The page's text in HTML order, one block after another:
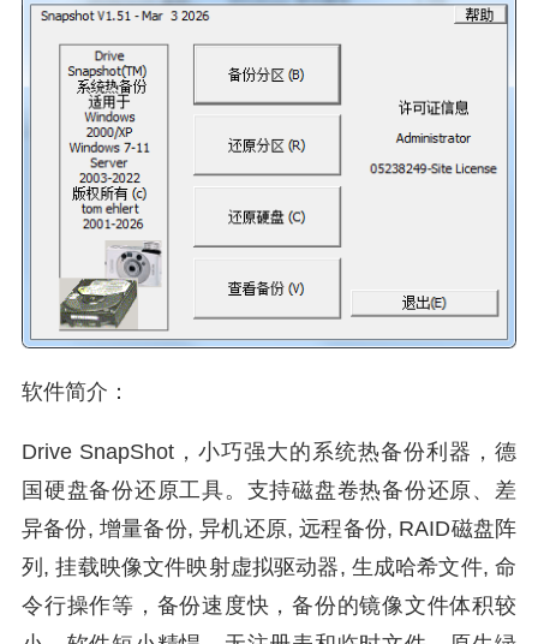
软件简介：
Drive SnapShot，小巧强大的系统热备份利器，德
国硬盘备份还原工具。支持磁盘卷热备份还原、差
异备份, 增量备份, 异机还原, 远程备份, RAID磁盘阵
列, 挂载映像文件映射虚拟驱动器, 生成哈希文件, 命
令行操作等，备份速度快，备份的镜像文件体积较